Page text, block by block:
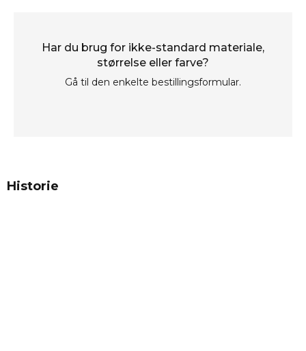
Har du brug for ikke-standard materiale,
størrelse eller farve?
Gå til den enkelte bestillingsformular.
Historie